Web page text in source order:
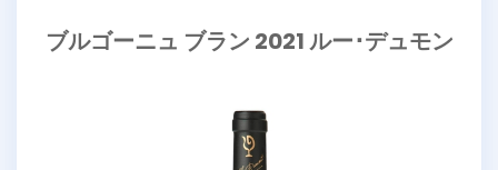
ブルゴーニュ ブラン 2021 ルー･デュモン